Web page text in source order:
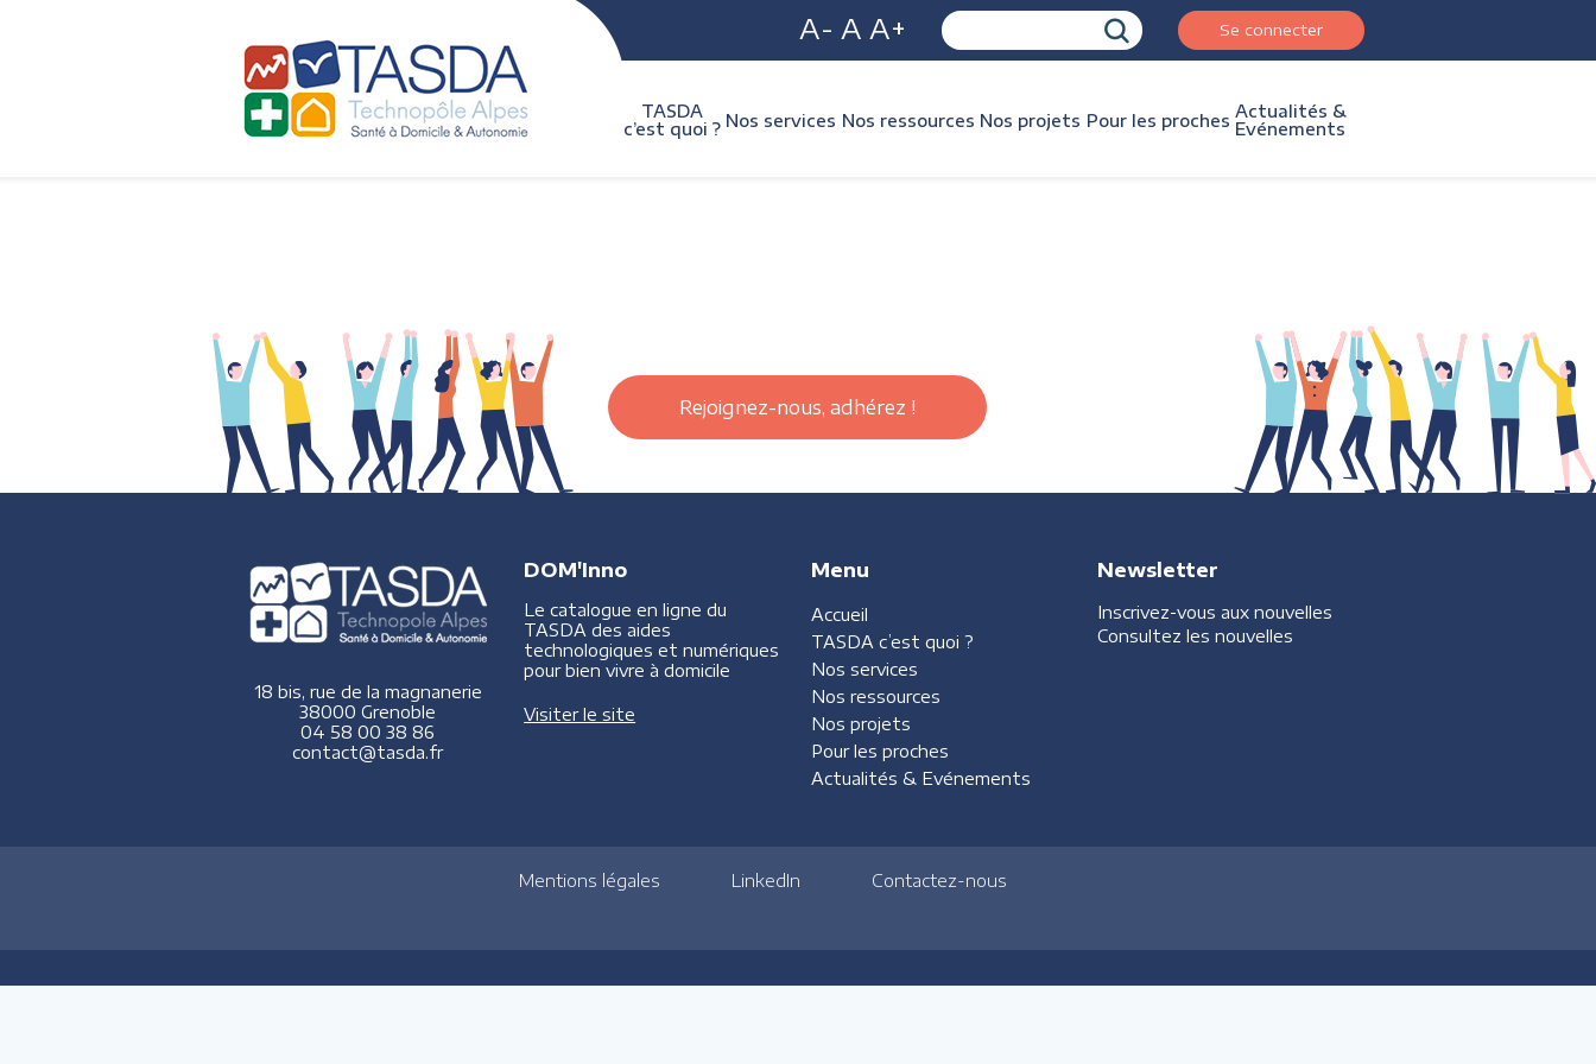
A- A A+ Se connecter
TASDA
c’est quoi ? Nos services Nos ressources Nos projets Pour les proches Actualités &
Evénements
Rejoignez-nous, adhérez !
18 bis, rue de la magnanerie
38000 Grenoble
04 58 00 38 86
contact@tasda.fr
DOM'Inno
Le catalogue en ligne du
TASDA des aides
technologiques et numériques
pour bien vivre à domicile
Visiter le site
Menu
Accueil
TASDA c’est quoi ?
Nos services
Nos ressources
Nos projets
Pour les proches
Actualités & Evénements
Newsletter
Inscrivez-vous aux nouvelles
Consultez les nouvelles
Mentions légales LinkedIn Contactez-nous